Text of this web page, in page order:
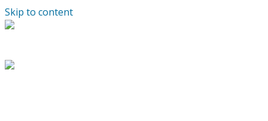
Skip to content